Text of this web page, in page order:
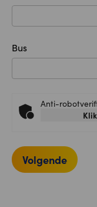
Bus
Anti-
Volgende